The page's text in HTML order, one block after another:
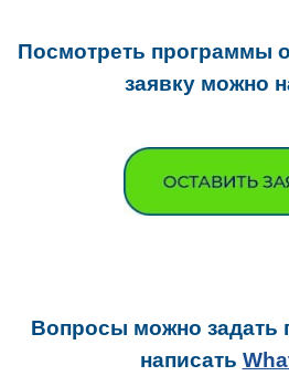
Посмотреть программы
заявку можно
Вопросы можно задать
написать